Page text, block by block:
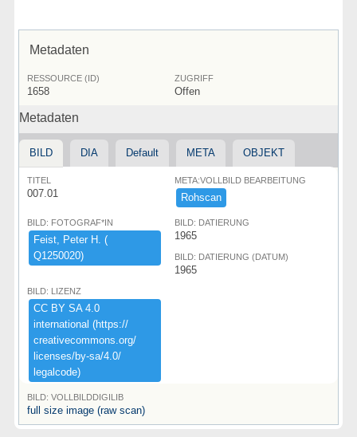
Metadaten
RESSOURCE (ID)
1658
ZUGRIFF
Offen
Metadaten
BILD DIA Default META OBJEKT
TITEL
007.01
META:VOLLBILD BEARBEITUNG
Rohscan
BILD: FOTOGRAF*IN
Feist,​ ​Peter ​H.​ ​(​
Q1250020)​
BILD: DATIERUNG
1965
BILD: DATIERUNG (DATUM)
1965
BILD: LIZENZ
CC ​BY ​SA ​4.​0 ​
international ​(​https:​/​/​
creativecommons.​org/​
licenses/​by-​sa/​4.​0/​
legalcode)​
BILD: VOLLBILDDIGILIB
full size image (raw scan)